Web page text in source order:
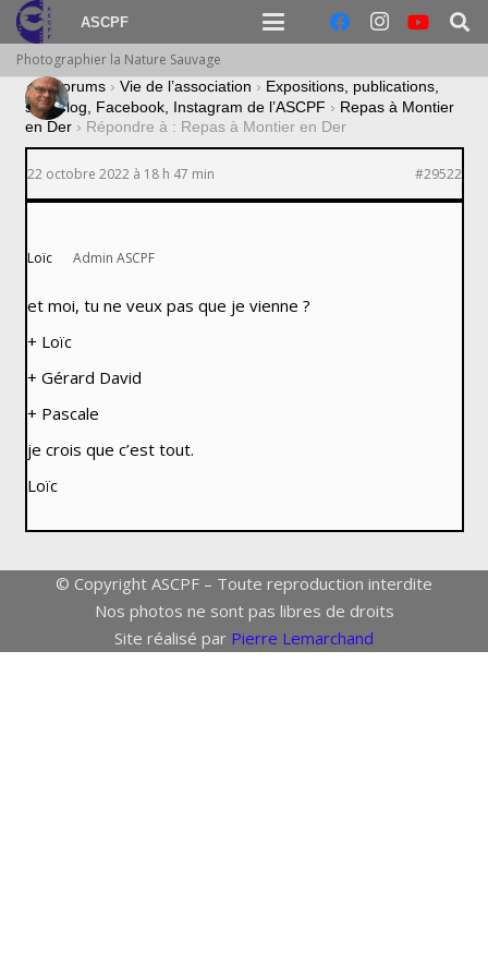
ASCPF
Photographier la Nature Sauvage
› Forums › Vie de l’association › Expositions, publications,
site, blog, Facebook, Instagram de l’ASCPF › Repas à Montier
en Der › Répondre à : Repas à Montier en Der
22 octobre 2022 à 18 h 47 min #29522
Loïc Admin ASCPF
et moi, tu ne veux pas que je vienne ?
+ Loïc
+ Gérard David
+ Pascale
je crois que c’est tout.
Loïc
© Copyright ASCPF – Toute reproduction interdite
Nos photos ne sont pas libres de droits
Site réalisé par Pierre Lemarchand